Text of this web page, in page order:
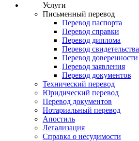
Услуги
Письменный перевод
Перевод паспорта
Перевод справки
Перевод диплома
Перевод свидетельства
Перевод доверенности
Перевод заявления
Перевод документов
Технический перевод
Юридический перевод
Перевод документов
Нотариальный перевод
Апостиль
Легализация
Справка о несудимости